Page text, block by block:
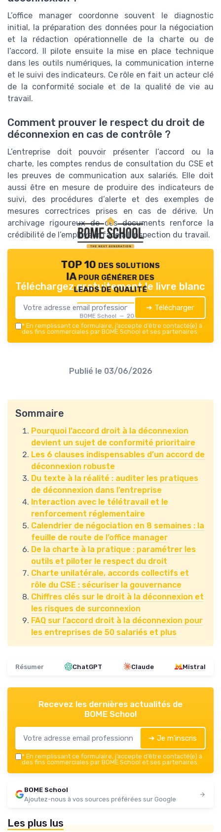
L’office manager coordonne souvent le diagnostic
initial, la préparation des données pour la négociation
et la rédaction opérationnelle de la charte ou de
l’accord. Il pilote ensuite la mise en place technique
dans les outils numériques, la communication interne
et le suivi des indicateurs. Ce rôle en fait un acteur clé
de la conformité sociale et de la qualité de vie au
travail.
Comment prouver le respect du droit de
déconnexion en cas de contrôle ?
L’entreprise doit pouvoir présenter l’accord ou la
charte, les comptes rendus de consultation du CSE et
les preuves de communication aux salariés. Elle doit
aussi être en mesure de produire des indicateurs de
suivi, des procédures d’alerte et des exemples de
mesures correctrices prises en cas de dérive. Un
archivage rigoureux de ces documents renforce la
crédibilité de l’employeur face à l’inspection du travail.
TOP 10 des solutions
IA pour générer des
leads de qualité
BOME School — 2026
Téléchargez gratuitement le livre blanc
➔ Télécharger
* En remplissant ce formulaire, j’accepte d’être contacté(e) à
des fins commerciales par BOME School et ses partenaires.
Publié le 03/06/2026
Sommaire
Pourquoi l’accord droit à la déconnexion
devient un sujet de conformité prioritaire
Les 6 clauses indispensables d’un accord de
déconnexion robuste
Du texte à la réalité : auditer les pratiques
de déconnexion dans l’entreprise
Interaction avec le télétravail et le
renforcement réglementaire
Calendrier de négociation en 8 semaines : la
feuille de route de l’office manager
De la charte à la pratique : paramétrer les
outils et piloter le respect du droit
Charte unilatérale, accords collectifs et
rôle du CSE : sécuriser la gouvernance
Chiffres clés sur le droit à la déconnexion et
les risques de surconnexion
FAQ sur l’accord droit à la déconnexion pour
les entreprises de 50 salariés et plus
Résumer ChatGPT Claude Mistral
Recevez les dernières actualités de
BOME School
➔ Je m'inscris
* En remplissant ce formulaire, j’accepte d’être contacté(e) à
des fins commerciales par BOME School et ses partenaires.
BOME School
Ajoutez-nous à vos sources préférées sur Google
Les plus lus